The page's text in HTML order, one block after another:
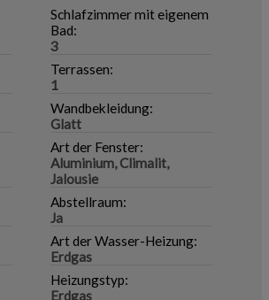
Schlafzimmer mit eigenem
Bad:
3
Terrassen:
1
Wandbekleidung:
Glatt
Art der Fenster:
Aluminium, Climalit,
Jalousie
Abstellraum:
Ja
Art der Wasser-Heizung:
Erdgas
Heizungstyp:
Erdgas